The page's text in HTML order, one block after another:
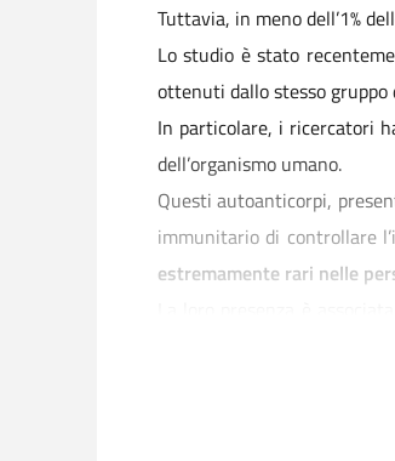
Tuttavia, in meno dell’1%
Lo studio è stato
ottenuti dallo stesso
In particolare, i ricercatori
dell’organismo umano.
Questi autoanticorpi,
immunitario di controllare
estremamente rari nelle
livello di rischio senza